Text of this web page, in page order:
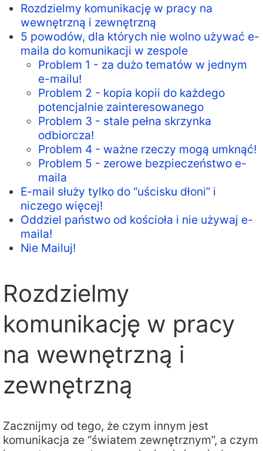
Rozdzielmy komunikację w pracy na
wewnętrzną i zewnętrzną
5 powodów, dla których nie wolno używać e-
maila do komunikacji w zespole
Problem 1 - za dużo tematów w jednym
e-mailu!
Problem 2 - kopia kopii do każdego
potencjalnie zainteresowanego
Problem 3 - stale pełna skrzynka
odbiorcza!
Problem 4 - ważne rzeczy mogą umknąć!
Problem 5 - zerowe bezpieczeństwo e-
maila
E-mail służy tylko do “uścisku dłoni” i
niczego więcej!
Oddziel państwo od kościoła i nie używaj e-
maila!
Nie Mailuj!
Rozdzielmy
komunikację w pracy
na wewnętrzną i
zewnętrzną
Zacznijmy od tego, że czym innym jest
komunikacja ze “światem zewnętrznym”, a czym